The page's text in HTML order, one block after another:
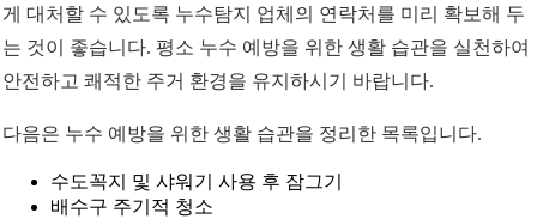
게 대처할 수 있도록 누수탐지 업체의 연락처를 미리 확보해 두
는 것이 좋습니다. 평소 누수 예방을 위한 생활 습관을 실천하여
안전하고 쾌적한 주거 환경을 유지하시기 바랍니다.
다음은 누수 예방을 위한 생활 습관을 정리한 목록입니다.
수도꼭지 및 샤워기 사용 후 잠그기
배수구 주기적 청소